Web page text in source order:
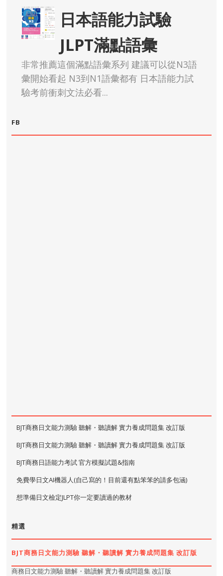
日本語能力試驗
JLPT滿點語彙
非常推薦這個滿點語彙系列 建議可以從N3語
彙開始看起 N3到N1語彙都有 日本語能力試
驗考前衝刺文法必看...
FB
BJT商務日文能力測驗 聽解・聽讀解 實力養成問題集 改訂版
BJT商務日文能力測驗 聽解・聽讀解 實力養成問題集 改訂版
BJT商務日語能力考試 官方模擬試題&指南
免費學日文AI機器人(自己寫的！目前還有點笨笨的請多包涵)
想準備日文檢定JLPT你一定要讀過的教材
精選
BJT商務日文能力測驗 聽解・聽讀解 實力養成問題集 改訂版
商務日文能力測驗 聽解・聽讀解 實力養成問題集 改訂版